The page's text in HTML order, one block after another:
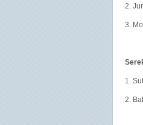
2.
3.
1.
2.